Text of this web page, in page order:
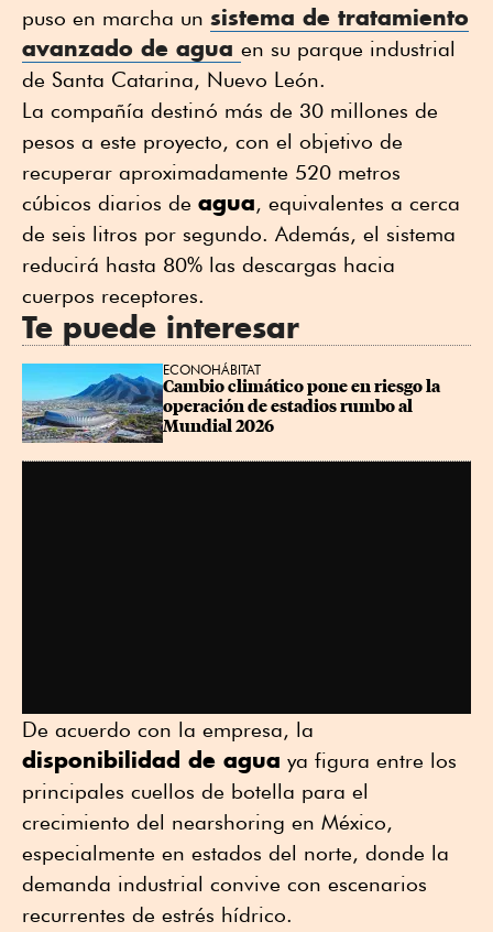
puso en marcha un sistema de tratamiento
avanzado de agua en su parque industrial
de Santa Catarina, Nuevo León.
La compañía destinó más de 30 millones de
pesos a este proyecto, con el objetivo de
recuperar aproximadamente 520 metros
cúbicos diarios de agua, equivalentes a cerca
de seis litros por segundo. Además, el sistema
reducirá hasta 80% las descargas hacia
cuerpos receptores.
Te puede interesar
ECONOHÁBITAT
Cambio climático pone en riesgo la
operación de estadios rumbo al
Mundial 2026
De acuerdo con la empresa, la
disponibilidad de agua ya figura entre los
principales cuellos de botella para el
crecimiento del nearshoring en México,
especialmente en estados del norte, donde la
demanda industrial convive con escenarios
recurrentes de estrés hídrico.